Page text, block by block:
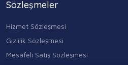
Sözleşmeler
Hizmet Sözleşmesi
Gizlilik Sözleşmesi
Mesafeli Satış Sözleşmesi